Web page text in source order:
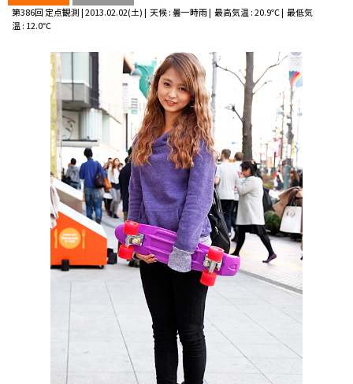
第386回 定点観測 | 2013.02.02(土) | 天候 : 曇一時雨 | 最高気温 : 20.9℃ | 最低気
温 : 12.0℃